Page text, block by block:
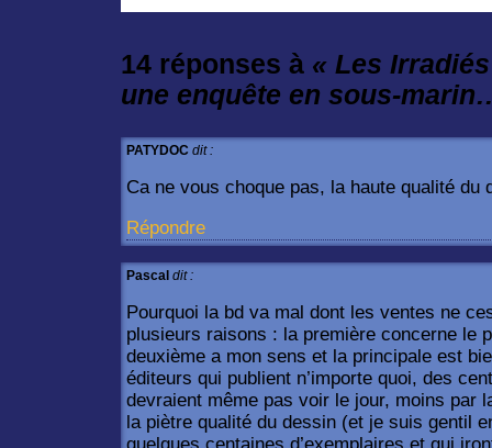
14 réponses à « Les
une enquête en sous-
PATYDOC dit :
Ca ne vous choque pas, la haute qualité du
Répondre
Pascal dit :
Pourquoi la bd va mal dont les ventes ne
plusieurs raisons : la première concerne le
deuxième a mon sens et la principale est
éditeurs qui publient n’importe quoi, des
devraient même pas voir le jour, moins par
la piètre qualité du dessin (et je suis gentil